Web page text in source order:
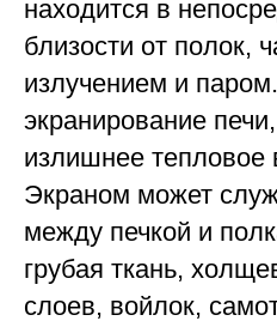
находится в
близости от полок,
излучением и
экранирование
излишнее тепловое
Экраном может
между печкой и
грубая ткань,
слоев, войлок,